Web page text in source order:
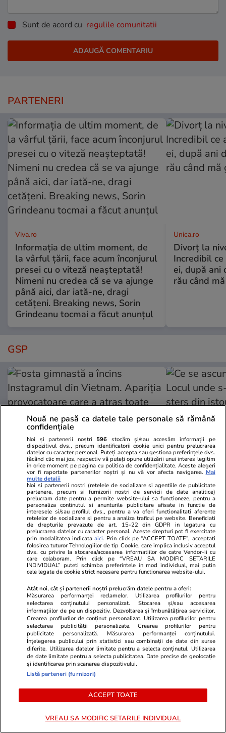
Sunt de acord cu regulile comunitatii
PARTENERI
Viva.ro
Informația de ultim moment, de
la vârful țării, face acum înconjurul
presei cu o viteză neașteptată!
Nimeni nu credea că se va ajunge
până aici, dar iată-ne, dragi
cetățeni. Breaking news, Sorin
Grindeanu tocmai a făcut anunțul
Unica.ro
Divorț la
Incredibil
ei, după ani
rău când
GSP
GSP.RO
Fosta gimnastă a încins
Instagramul din Vietnam. Apariția
provocatoare care a atras toate
privirile
GSP.RO
Ce se
Locul unde
șters din
de ani, cu
PARTENERI
Libertateapentrufemei.ro
îmbrăcat Prima Doamnă a
s-au
Nouă ne pasă ca datele tale personale să rămână
confidențiale
Noi și partenerii noștri 596 stocăm și/sau accesăm informații pe
dispozitivul dvs., precum identificatorii cookie unici pentru prelucrarea
datelor cu caracter personal. Puteți accepta sau gestiona preferințele dvs.
făcând clic mai jos, respectiv vă puteți opune utilizării unui interes legitim
în orice moment pe pagina cu politica de confidențialitate. Aceste alegeri
vor fi raportate partenerilor noștri și nu vă vor afecta navigarea. Mai
multe detalii
Noi si partenerii nostri (retelele de socializare si agentiile de publicitate
partenere, precum si furnizorii nostri de servicii de date analitice)
prelucram date pentru a permite website-ului sa functioneze, pentru a
personaliza continutul si anunturile publicitare afisate in functie de
interesele si/sau profilul dvs., pentru a va oferi functionalitati aferente
retelelor de socializare si pentru a analiza traficul pe website. Beneficiati
de drepturile prevazute de art. 15-22 din GDPR in legatura cu
prelucrarea datelor cu caracter personal. Aceste drepturi pot fi exercitate
prin modalitatea indicataaici. Prin click pe “ACCEPT TOATE”, acceptati
folosirea tuturor Tehnologiilor de tip Cookie, care implica inclusiv acceptul
dvs. cu privire la stocarea/accesarea informatiilor de catre Vendor-ii cu
care colaboram. Prin click pe “VREAU SA MODIFIC SETARILE
INDIVIDUAL” puteti schimba preferintele in mod individual, mai putin
cele legate de cookie strict necesare pentru functionarea website-ului.
Atât noi, cât și partenerii noștri prelucrăm datele pentru a oferi:
Măsurarea performanței reclamelor. Utilizarea profilurilor pentru
selectarea conținutului personalizat. Stocarea și/sau accesarea
informațiilor de pe un dispozitiv. Dezvoltarea și îmbunătățirea serviciilor.
Crearea profilurilor de conținut personalizat. Utilizarea profilurilor pentru
selectarea publicității personalizate. Crearea profilurilor pentru
publicitate personalizată. Măsurarea performanței conținutului.
Înțelegerea publicului prin statistici sau combinații de date din surse
diferite. Utilizarea datelor limitate pentru a selecta conținutul. Utilizarea
de date limitate pentru a selecta publicitatea. Date precise de geolocație
și identificarea prin scanarea dispozitivului.
Listă parteneri (furnizori)
ACCEPT TOATE
VREAU SA MODIFIC SETARILE INDIVIDUAL